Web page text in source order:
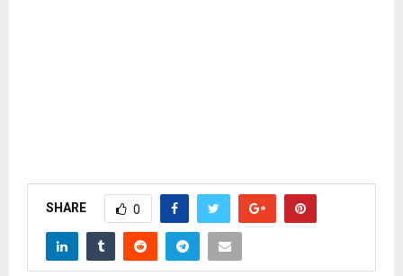
SHARE 0